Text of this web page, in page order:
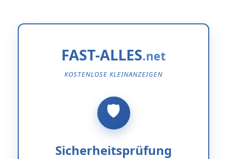
FAST-ALLES
KOSTENLOSE KLEINANZEIGEN
Sicherheitsprüfung